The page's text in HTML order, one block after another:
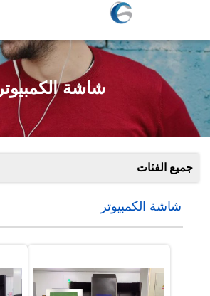
شاشة الكمبيوتر
جميع الفئات
شاشة الكمبيوتر